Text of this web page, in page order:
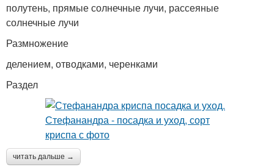
полутень, прямые солнечные лучи, рассеяные
солнечные лучи
Размножение
делением, отводками, черенками
Раздел
читать дальше →